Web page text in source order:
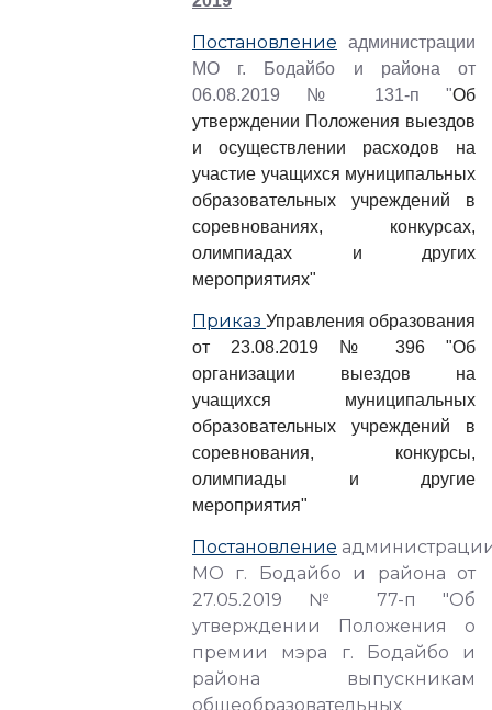
Постановление администрации
МО г. Бодайбо и района от
06.08.2019 № 131-п "Об
утверждении Положения выездов
и осуществлении расходов на
участие учащихся муниципальных
образовательных учреждений в
соревнованиях, конкурсах,
олимпиадах и других
мероприятиях"
Приказ Управления образования
от 23.08.2019 № 396 "Об
организации выездов на
учащихся муниципальных
образовательных учреждений в
соревнования, конкурсы,
олимпиады и другие
мероприятия"
Постановление
МО г. Бодайбо и района от
27.05.2019 № 77-п "Об
утверждении Положения о
премии мэра г. Бодайбо и
района выпускникам
общеобразовательных